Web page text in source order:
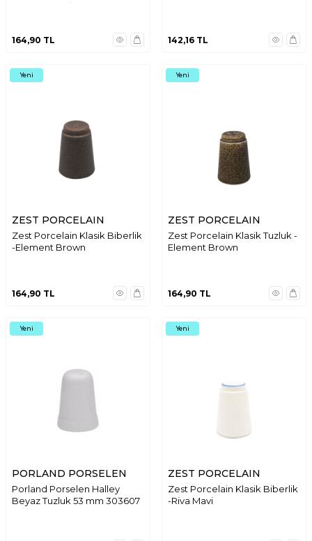
164,90 TL 142,16 TL
Yeni
ZEST PORCELAIN
Zest Porcelain Klasik Biberlik
-Element Brown
164,90 TL
Yeni
ZEST PORCELAIN
Zest Porcelain Klasik Tuzluk -
Element Brown
164,90 TL
Yeni
PORLAND PORSELEN
Porland Porselen Halley
Beyaz Tuzluk 53 mm 303607
Yeni
ZEST PORCELAIN
Zest Porcelain Klasik Biberlik
-Riva Mavi